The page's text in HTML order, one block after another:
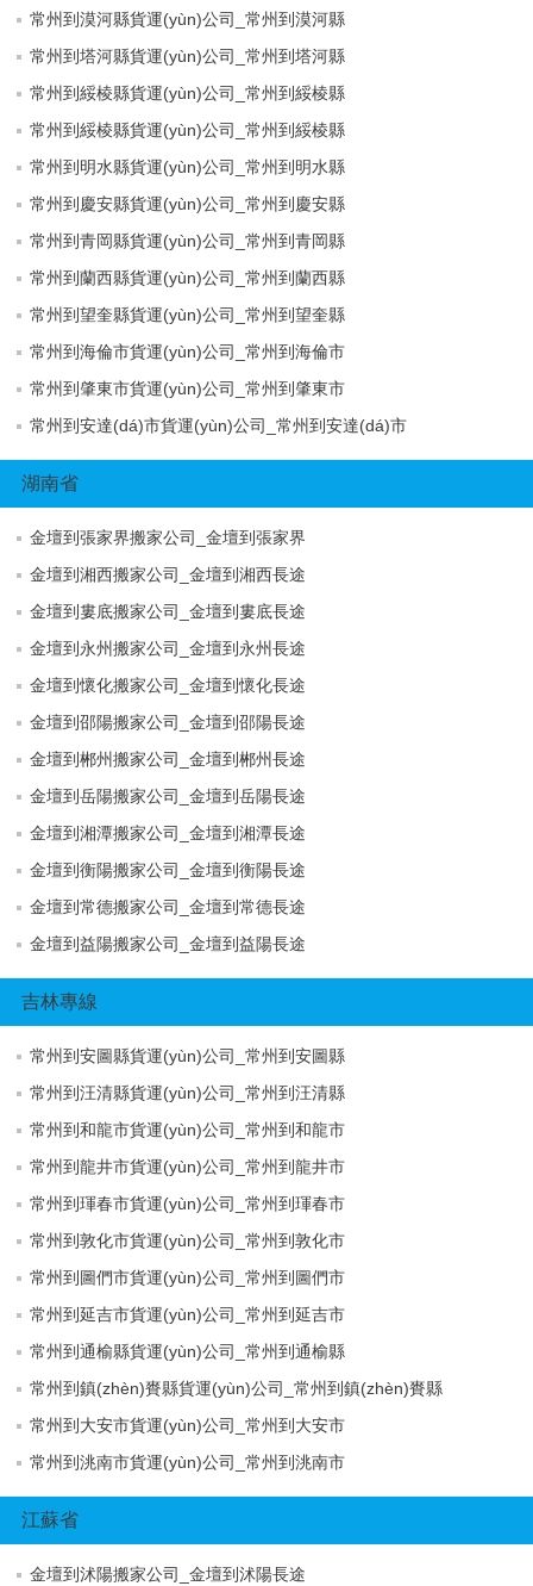
常州到漠河縣貨運(yùn)公司_常州到漠河縣
常州到塔河縣貨運(yùn)公司_常州到塔河縣
常州到綏棱縣貨運(yùn)公司_常州到綏棱縣
常州到綏棱縣貨運(yùn)公司_常州到綏棱縣
常州到明水縣貨運(yùn)公司_常州到明水縣
常州到慶安縣貨運(yùn)公司_常州到慶安縣
常州到青岡縣貨運(yùn)公司_常州到青岡縣
常州到蘭西縣貨運(yùn)公司_常州到蘭西縣
常州到望奎縣貨運(yùn)公司_常州到望奎縣
常州到海倫市貨運(yùn)公司_常州到海倫市
常州到肇東市貨運(yùn)公司_常州到肇東市
常州到安達(dá)市貨運(yùn)公司_常州到安達(dá)市
湖南省
金壇到張家界搬家公司_金壇到張家界
金壇到湘西搬家公司_金壇到湘西長途
金壇到婁底搬家公司_金壇到婁底長途
金壇到永州搬家公司_金壇到永州長途
金壇到懷化搬家公司_金壇到懷化長途
金壇到邵陽搬家公司_金壇到邵陽長途
金壇到郴州搬家公司_金壇到郴州長途
金壇到岳陽搬家公司_金壇到岳陽長途
金壇到湘潭搬家公司_金壇到湘潭長途
金壇到衡陽搬家公司_金壇到衡陽長途
金壇到常德搬家公司_金壇到常德長途
金壇到益陽搬家公司_金壇到益陽長途
吉林專線
常州到安圖縣貨運(yùn)公司_常州到安圖縣
常州到汪清縣貨運(yùn)公司_常州到汪清縣
常州到和龍市貨運(yùn)公司_常州到和龍市
常州到龍井市貨運(yùn)公司_常州到龍井市
常州到琿春市貨運(yùn)公司_常州到琿春市
常州到敦化市貨運(yùn)公司_常州到敦化市
常州到圖們市貨運(yùn)公司_常州到圖們市
常州到延吉市貨運(yùn)公司_常州到延吉市
常州到通榆縣貨運(yùn)公司_常州到通榆縣
常州到鎮(zhèn)賚縣貨運(yùn)公司_常州到鎮(zhèn)賚縣
常州到大安市貨運(yùn)公司_常州到大安市
常州到洮南市貨運(yùn)公司_常州到洮南市
江蘇省
金壇到沭陽搬家公司_金壇到沭陽長途